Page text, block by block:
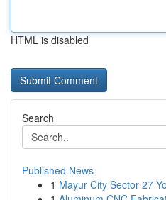
HTML is disabled
Search
Published News
1 Mayur City Sector 27